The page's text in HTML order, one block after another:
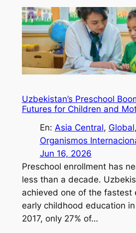
Uzbekistan’s Preschool
Futures for Children and
En: Asia Central, Global
Organismos
Jun 16, 2026
Preschool enrollment has
less than a decade.
achieved one of the fastest
early childhood education
2017, only 27% of…